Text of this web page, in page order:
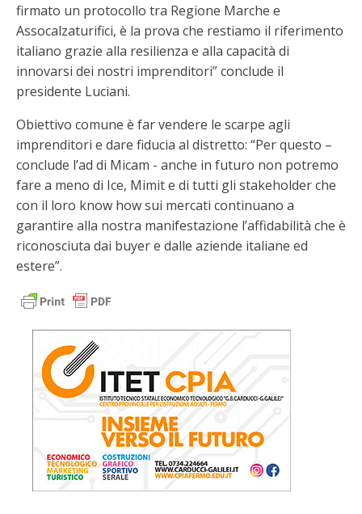
firmato un protocollo tra Regione Marche e
Assocalzaturifici, è la prova che restiamo il riferimento
italiano grazie alla resilienza e alla capacità di
innovarsi dei nostri imprenditori” conclude il
presidente Luciani.
Obiettivo comune è far vendere le scarpe agli
imprenditori e dare fiducia al distretto: “Per questo –
conclude l’ad di Micam - anche in futuro non potremo
fare a meno di Ice, Mimit e di tutti gli stakeholder che
con il loro know how sui mercati continuano a
garantire alla nostra manifestazione l’affidabilità che è
riconosciuta dai buyer e dalle aziende italiane ed
estere”.